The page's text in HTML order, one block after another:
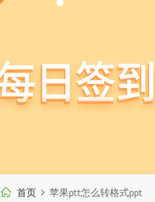
首页 苹果ptt怎么转格式ppt